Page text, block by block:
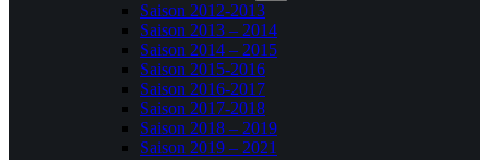
Saison 2012-2013
Saison 2013 – 2014
Saison 2014 – 2015
Saison 2015-2016
Saison 2016-2017
Saison 2017-2018
Saison 2018 – 2019
Saison 2019 – 2021